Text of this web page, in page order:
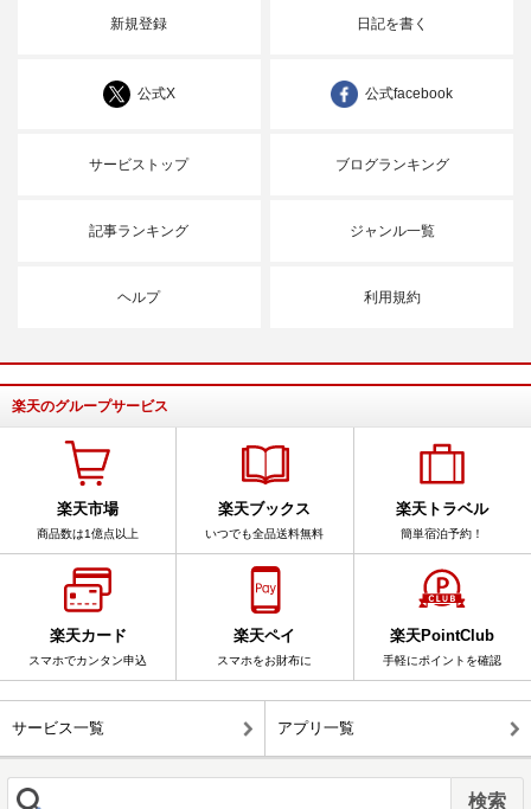
新規登録 日記を書く
公式X 公式facebook
サービストップ ブログランキング
記事ランキング ジャンル一覧
ヘルプ 利用規約
楽天のグループサービス
楽天市場
商品数は1億点以上
楽天ブックス
いつでも全品送料無料
楽天トラベル
簡単宿泊予約！
楽天カード
スマホでカンタン申込
楽天ペイ
スマホをお財布に
楽天PointClub
手軽にポイントを確認
サービス一覧 アプリ一覧